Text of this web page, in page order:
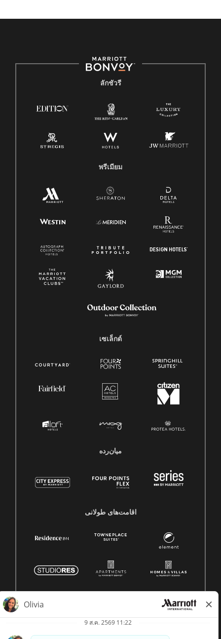
ลักชัวรี
พรีเมียม
เซเล็กต์
میان‌رده
اقامت‌های طولانی